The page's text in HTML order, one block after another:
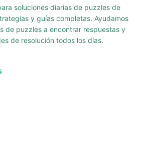
soluciones diarias de puzzles de
y guías completas. Ayudamos
de puzzles a encontrar respuestas y
de resolución todos los días.